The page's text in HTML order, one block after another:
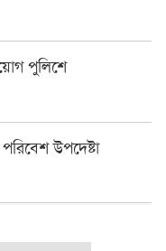
পুলিশে
উপদেষ্টা